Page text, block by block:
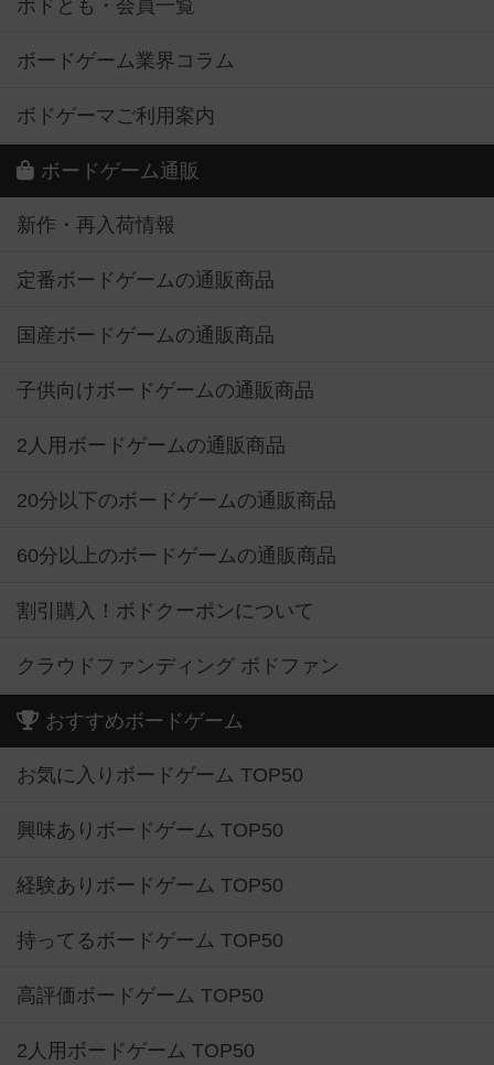
ボドとも・会員一覧
ボードゲーム業界コラム
ボドゲーマご利用案内
ボードゲーム通販
新作・再入荷情報
定番ボードゲームの通販商品
国産ボードゲームの通販商品
子供向けボードゲームの通販商品
2人用ボードゲームの通販商品
20分以下のボードゲームの通販商品
60分以上のボードゲームの通販商品
割引購入！ボドクーポンについて
クラウドファンディング ボドファン
おすすめボードゲーム
お気に入りボードゲーム TOP50
興味ありボードゲーム TOP50
経験ありボードゲーム TOP50
持ってるボードゲーム TOP50
高評価ボードゲーム TOP50
2人用ボードゲーム TOP50